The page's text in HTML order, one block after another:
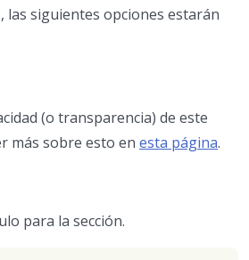
las siguientes opciones estarán
(o transparencia) de este
más sobre esto en esta página.
para la sección.